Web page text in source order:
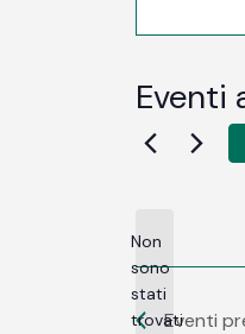
Eventi
Notice
Non
sono
stati
trovatiEventi